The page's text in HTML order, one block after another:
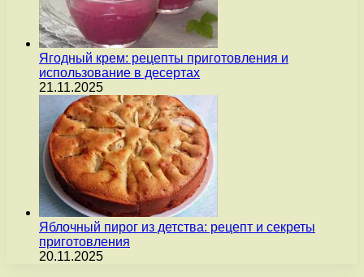
Ягодный крем: рецепты приготовления и
использование в десертах
21.11.2025
Яблочный пирог из детства: рецепт и секреты
приготовления
20.11.2025